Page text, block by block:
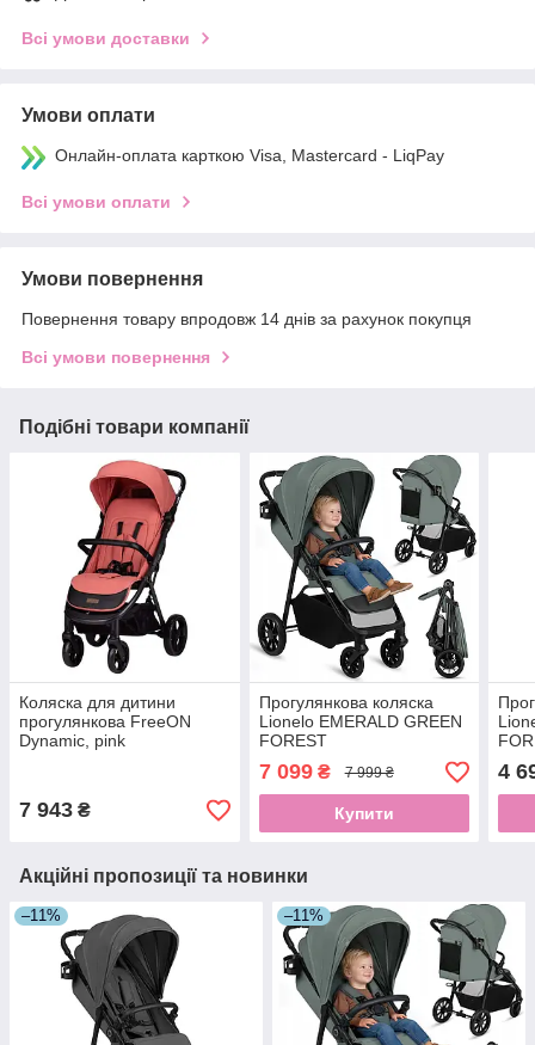
Всі умови доставки
Умови оплати
Онлайн-оплата карткою Visa, Mastercard - LiqPay
Всі умови оплати
Умови повернення
Повернення товару впродовж 14 днів за рахунок покупця
Всі умови повернення
Подібні товари компанії
Коляска для дитини
прогулянкова FreeON
Dynamic, pink
7 943 ₴
Прогулянкова коляска
Lionelo EMERALD GREEN
FOREST
7 099₴ 7 999 ₴
Купити
4
Акційні пропозиції та новинки
–11% –11%